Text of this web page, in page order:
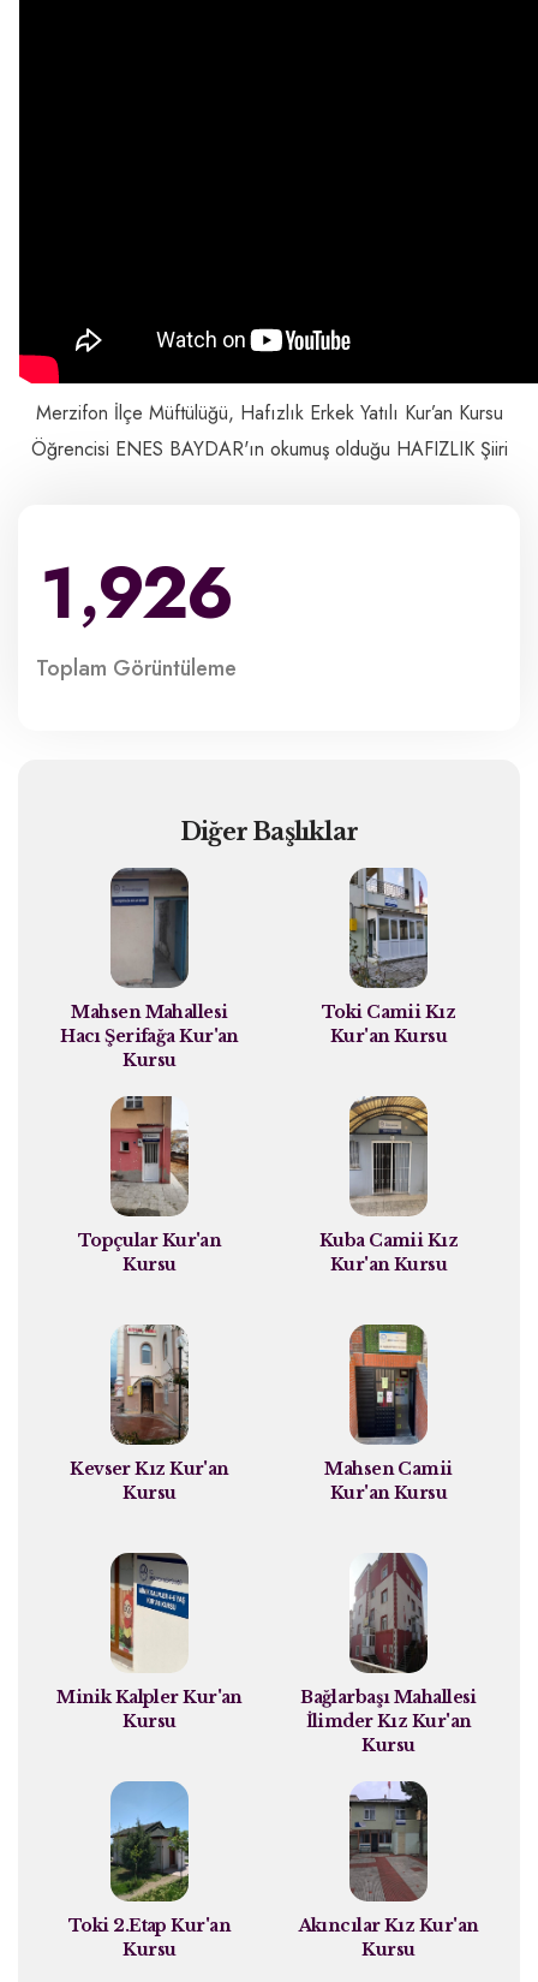
Merzifon İlçe Müftülüğü, Hafızlık Erkek Yatılı Kur’an Kursu
Öğrencisi ENES BAYDAR'ın okumuş olduğu HAFIZLIK Şiiri
1,926
Toplam Görüntüleme
Diğer Başlıklar
Mahsen Mahallesi
Hacı Şerifağa Kur'an
Kursu
Toki Camii Kız
Kur'an Kursu
Topçular Kur'an
Kursu
Kuba Camii Kız
Kur'an Kursu
Kevser Kız Kur'an
Kursu
Mahsen Camii
Kur'an Kursu
Minik Kalpler Kur'an
Kursu
Bağlarbaşı Mahallesi
İlimder Kız Kur'an
Kursu
Toki 2.Etap Kur'an
Kursu
Akıncılar Kız Kur'an
Kursu